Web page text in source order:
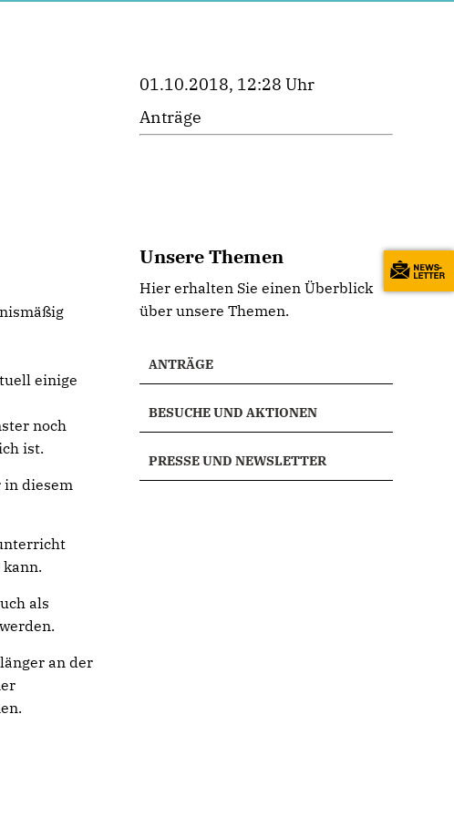
einige
noch
ist.
in diesem
als
an der
01.10.2018, 12:28 Uhr
Anträge
Unsere Themen
Hier erhalten Sie einen Überblick
über unsere Themen.
ANTRÄGE
BESUCHE UND AKTIONEN
PRESSE UND NEWSLETTER